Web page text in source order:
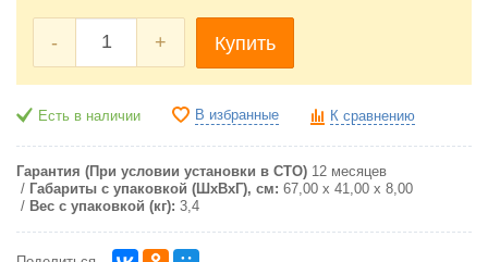
- + Купить
Есть в наличии В избранные К сравнению
Гарантия (При условии установки в СТО) 12 месяцев
Габариты с упаковкой (ШxВxГ), см: 67,00 х 41,00 х 8,00
Вес с упаковкой (кг): 3,4